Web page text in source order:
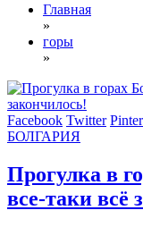
Главная
»
горы
»
Facebook Twitter
БОЛГАРИЯ
Прогулка в
все-таки всё